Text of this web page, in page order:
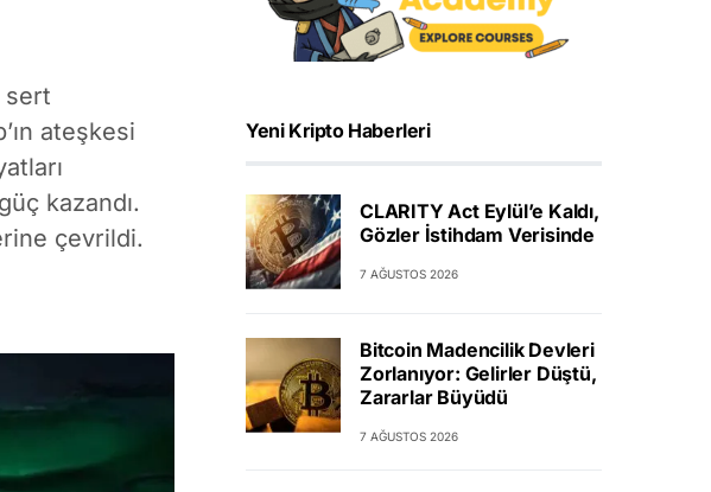
sert
ateşkesi
kazandı.
çevrildi.
Yeni Kripto Haberleri
CLARITY Act Eylül’e Kaldı,
Gözler İstihdam Verisinde
7 AĞUSTOS 2026
Bitcoin Madencilik Devleri
Zorlanıyor: Gelirler Düştü,
Zararlar Büyüdü
7 AĞUSTOS 2026